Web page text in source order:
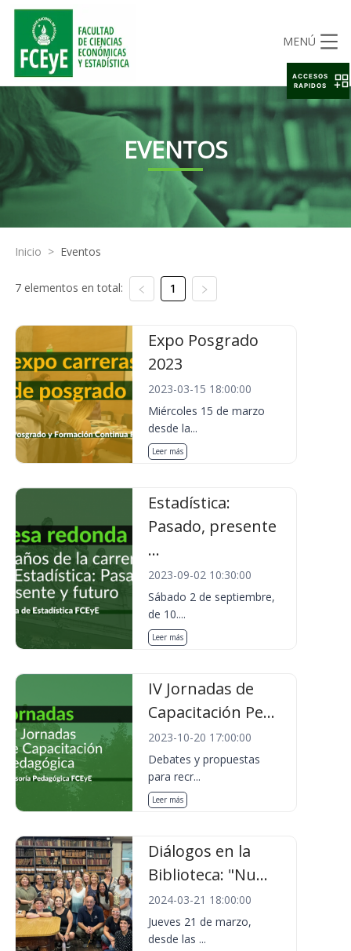
MENÚ
EVENTOS
Inicio > Eventos
7 elementos en total: 1
Expo Posgrado
2023
2023-03-15 18:00:00
Miércoles 15 de marzo
desde la...
Leer más
Estadística:
Pasado, presente
...
2023-09-02 10:30:00
Sábado 2 de septiembre,
de 10....
Leer más
IV Jornadas de
Capacitación Pe...
2023-10-20 17:00:00
Debates y propuestas
para recr...
Leer más
Diálogos en la
Biblioteca: "Nu...
2024-03-21 18:00:00
Jueves 21 de marzo,
desde las ...
ACCESOS
RAPIDOS